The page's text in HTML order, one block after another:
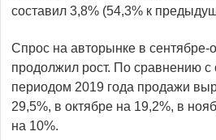
составил 3,8% (54,3% к
Спрос на авторынке в сентябре-
продолжил рост. По сравнению с
периодом 2019 года продажи
29,5%, в октябре на 19,2%, в
на 10%.